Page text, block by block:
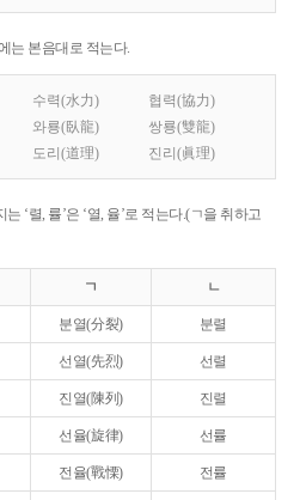
는 본음대로 적는다.
수력(水力)
협력(協力)
와룡(臥龍)
쌍룡(雙龍)
도리(道理) 진리(眞理)
‘렬, 률’은 ‘열, 율’로 적는다.(ㄱ을 취하고
ㄱ ㄴ
분열(分裂) 분렬
선열(先烈) 선렬
진열(陳列) 진렬
선율(旋律) 선률
전율(戰慄) 전률